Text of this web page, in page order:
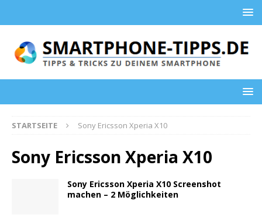
STARTSEITE Sony Ericsson Xperia X10
Sony Ericsson Xperia X10
Sony Ericsson Xperia X10 Screenshot
machen – 2 Möglichkeiten